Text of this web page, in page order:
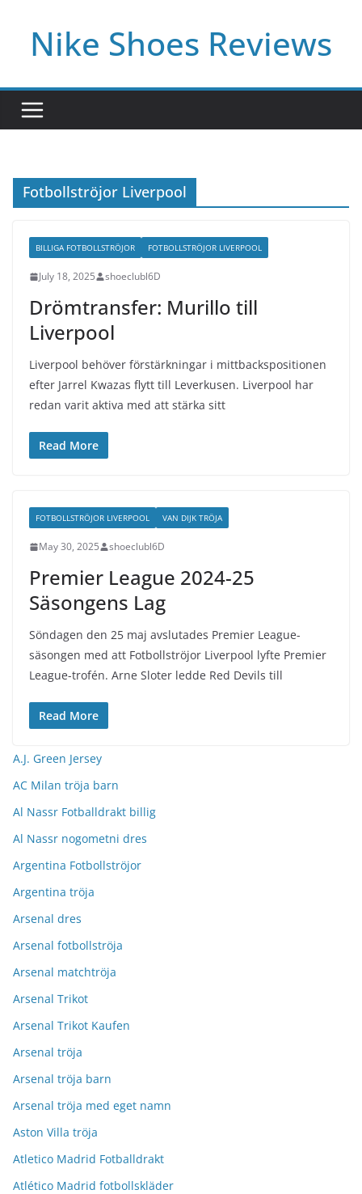
contentNike Shoes Reviews
Fotbollströjor Liverpool
BILLIGA FOTBOLLSTRÖJOR FOTBOLLSTRÖJOR LIVERPOOL
July 18, 2025 shoeclubl6D
Drömtransfer: Murillo till
Liverpool
Liverpool behöver förstärkningar i mittbackspositionen
efter Jarrel Kwazas flytt till Leverkusen. Liverpool har
redan varit aktiva med att stärka sitt
Read More
FOTBOLLSTRÖJOR LIVERPOOL VAN DIJK TRÖJA
May 30, 2025 shoeclubl6D
Premier League 2024-25
Säsongens Lag
Söndagen den 25 maj avslutades Premier League-
säsongen med att Fotbollströjor Liverpool lyfte Premier
League-trofén. Arne Sloter ledde Red Devils till
Read More
A.J. Green Jersey
AC Milan tröja barn
Al Nassr Fotballdrakt billig
Al Nassr nogometni dres
Argentina Fotbollströjor
Argentina tröja
Arsenal dres
Arsenal fotbollströja
Arsenal matchtröja
Arsenal Trikot
Arsenal Trikot Kaufen
Arsenal tröja
Arsenal tröja barn
Arsenal tröja med eget namn
Aston Villa tröja
Atletico Madrid Fotballdrakt
Atlético Madrid fotbollskläder